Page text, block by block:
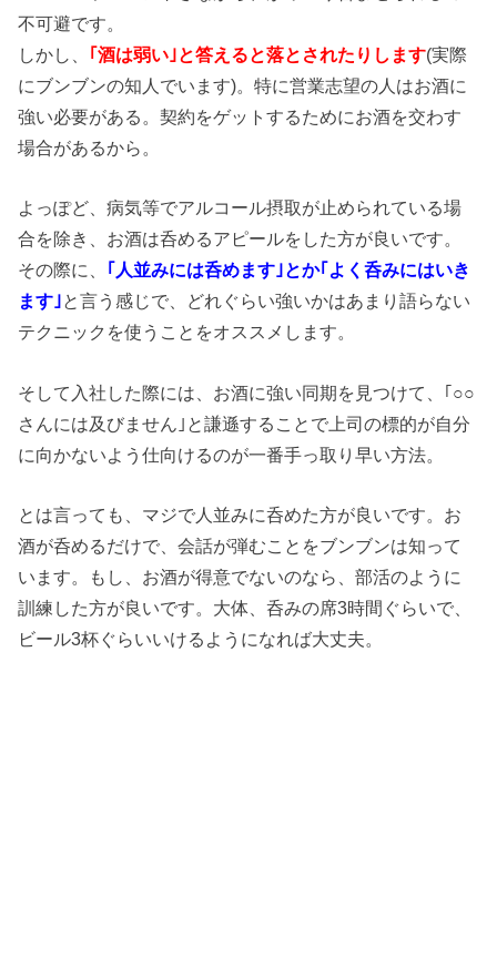
不可避です。
しかし、 ｢酒は弱い｣と答えると落とされたりします(実際
にブンブンの知人でいます)。特に営業志望の人はお酒に
強い必要がある。契約をゲットするためにお酒を交わす
場合があるから。
よっぽど、病気等でアルコール摂取が止められている場
合を除き、お酒は呑めるアピールをした方が良いです。
その際に、 ｢人並みには呑めます｣とか｢よく呑みにはいき
ます｣と言う感じで、どれぐらい強いかはあまり語らない
テクニックを使うことをオススメします。
そして入社した際には、お酒に強い同期を見つけて、｢○○
さんには及びません｣と謙遜することで上司の標的が自分
に向かないよう仕向けるのが一番手っ取り早い方法。
とは言っても、マジで人並みに呑めた方が良いです。お
酒が呑めるだけで、会話が弾むことをブンブンは知って
います。もし、お酒が得意でないのなら、部活のように
訓練した方が良いです。大体、呑みの席3時間ぐらいで、
ビール3杯ぐらいいけるようになれば大丈夫。